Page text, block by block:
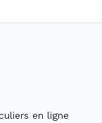
en ligne